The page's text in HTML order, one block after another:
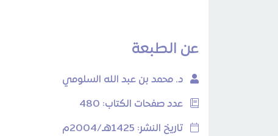
عن الطبعة
د. محمد بن عبد الله السلومي
عدد صفحات الكتاب: 480
تاريخ النشر: 1425هـ/2004م